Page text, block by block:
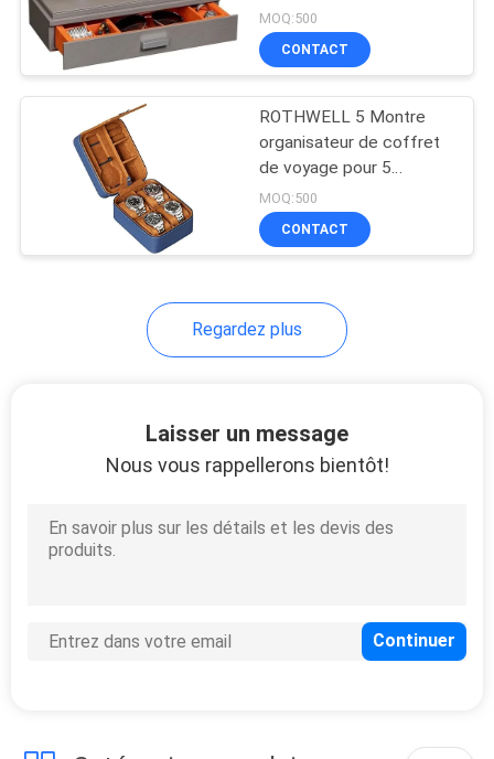
sac imperméable de
sac à dos
Eva Electronic Case
des vêtements
de montre en cuir avec
couvercle acrylique et
coussin à glissière
MOQ:500
CONTACT
ROTHWELL 5 Montre
organisateur de coffret
de voyage pour 5
montres Protégé
portable robuste avec
fermeture à glissière
MOQ:500
CONTACT
Regardez plus
Laisser un message
Nous vous rappellerons bientôt!